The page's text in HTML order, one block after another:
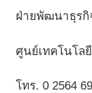
ฝ่ายพัฒนาธุรกิ
ศูนย์เทคโนโล
โทร. 0 2564